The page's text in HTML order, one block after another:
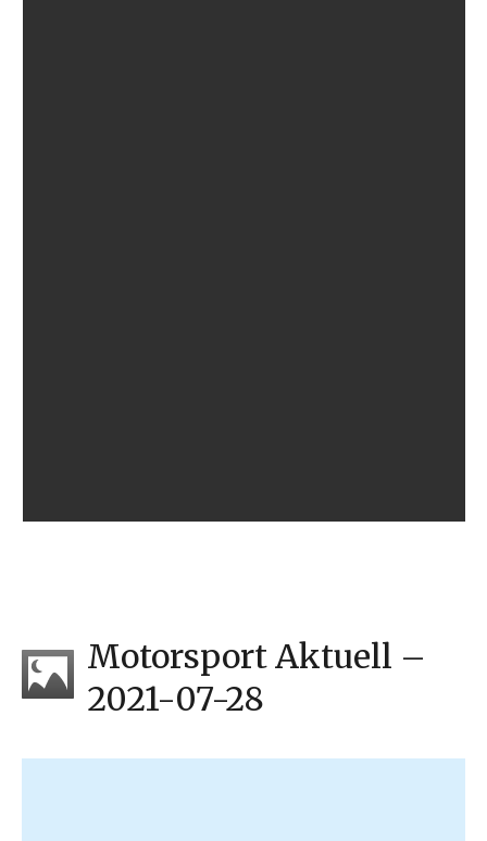
Motorsport Aktuell –
2021-07-28